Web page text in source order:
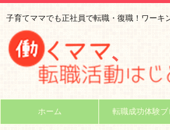
子育てママでも正社員で転職・復職！ワーキ
ホーム 転職成功体験ブ